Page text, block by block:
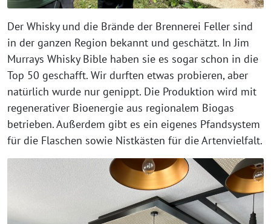
Der Whisky und die Brände der Brennerei Feller sind
in der ganzen Region bekannt und geschätzt. In Jim
Murrays Whisky Bible haben sie es sogar schon in die
Top 50 geschafft. Wir durften etwas probieren, aber
natürlich wurde nur genippt. Die Produktion wird mit
regenerativer Bioenergie aus regionalem Biogas
betrieben. Außerdem gibt es ein eigenes Pfandsystem
für die Flaschen sowie Nistkästen für die Artenvielfalt.